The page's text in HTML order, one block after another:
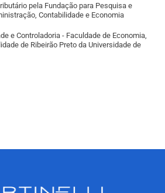
pela Fundação para Pesquisa e
Contabilidade e Economia
e Controladoria - Faculdade de Economia,
de Ribeirão Preto da Universidade de